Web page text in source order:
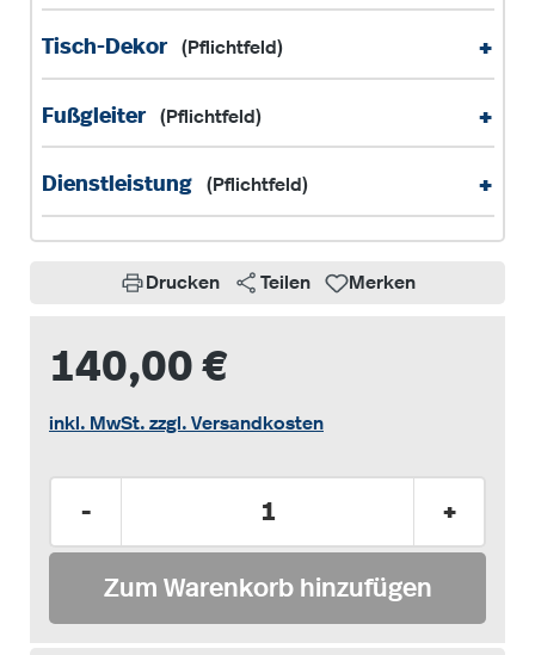
Tisch-Dekor (Pflichtfeld) +
Fußgleiter (Pflichtfeld) +
Dienstleistung (Pflichtfeld) +
Drucken Teilen Merken
140,00 €
inkl. MwSt. zzgl. Versandkosten
- +
Zum Warenkorb hinzufügen